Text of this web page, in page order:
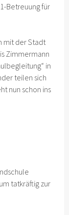
Betreuung für
mit der Stadt
Zimmermann
in
teilen sich
nun schon ins
tatkräftig zur